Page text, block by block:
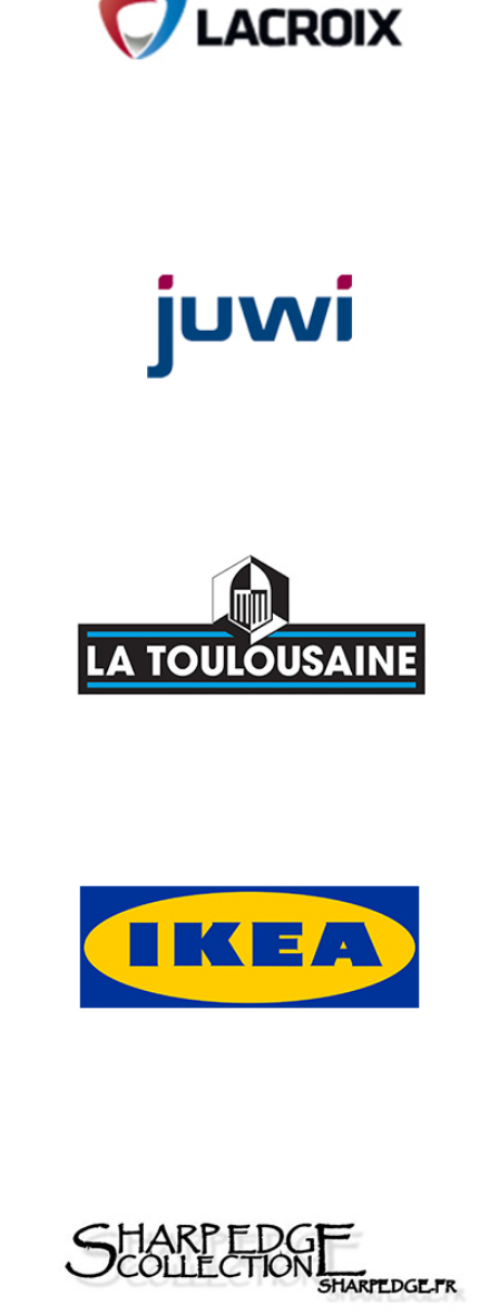
pour la fabrication des solutions pyrotechniques pour la
défense.
JUWI, LOGISTIQUE INDUSTRIELLE
Juwi, opérateur dans les énergies renouvelables, fait appel à
Denjean Logistique pour un projet de ferme solaire régional.
LA TOULOUSAINE, LOGISTIQUE INDUSTRIELLE
Denjean Logistique sécurisait les approvisionnements des usines
La Toulousaine (profilés alu brut).
IKEA, LOGISTIQUE DISTRIBUTION
Denjean Logistique est la base arrière d'IKEA pour la région Sud-
Ouest.
Un partenariat à long terme pour servir les collectionneurs de
produits dérivés, collectors et reproductions officielles.